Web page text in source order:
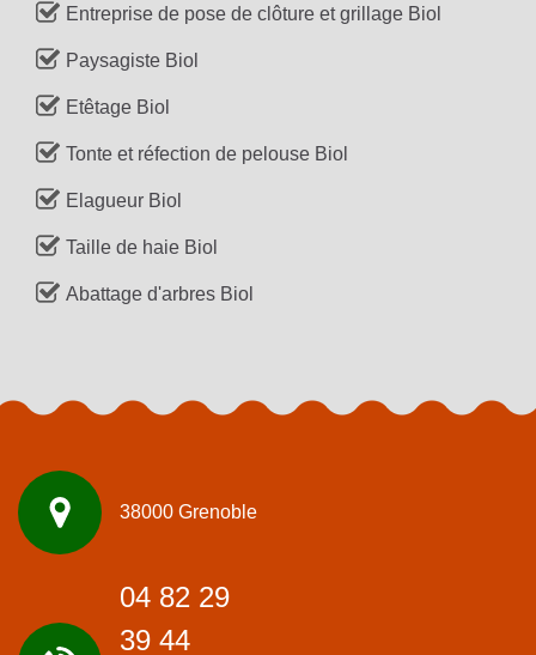
Entreprise de pose de clôture et grillage Biol
Paysagiste Biol
Etêtage Biol
Tonte et réfection de pelouse Biol
Elagueur Biol
Taille de haie Biol
Abattage d'arbres Biol
38000 Grenoble
04 82 29
39 44